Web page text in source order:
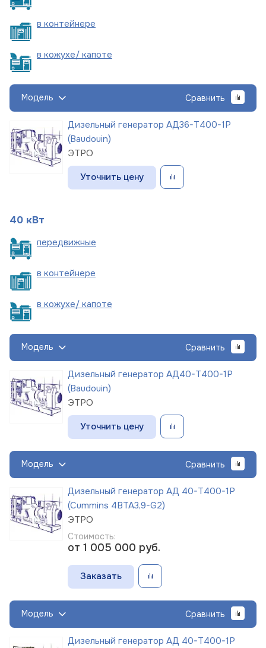
в контейнере
в кожухе/ капоте
Модель Сравнить
Дизельный генератор АД36-Т400-1Р
(Baudouin)
ЭТРО
Уточнить цену
40 кВт
передвижные
в контейнере
в кожухе/ капоте
Модель Сравнить
Дизельный генератор АД40-Т400-1Р
(Baudouin)
ЭТРО
Уточнить цену
Модель Сравнить
Дизельный генератор АД 40-Т400-1Р
(Cummins 4BTA3,9-G2)
ЭТРО
Стоимость:
от 1 005 000 руб.
Заказать
Модель Сравнить
Дизельный генератор АД 40-Т400-1Р